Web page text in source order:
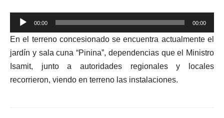
Reproductor
de
audio
00:00 00:00
En el terreno concesionado se encuentra actualmente el
jardín y sala cuna “Pinina”, dependencias que el Ministro
Isamit, junto a autoridades regionales y locales
recorrieron, viendo en terreno las instalaciones.